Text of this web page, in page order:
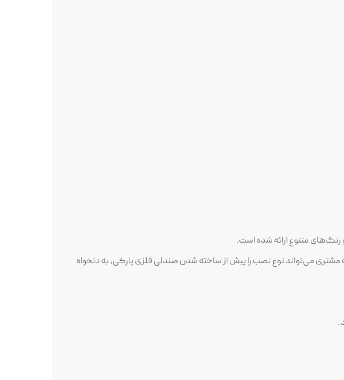
متنوع ارائه شده است.
می‌تواند نوع نصب را پیش از ساخته شدن صندلی فلزی پارکی، به دلخواه